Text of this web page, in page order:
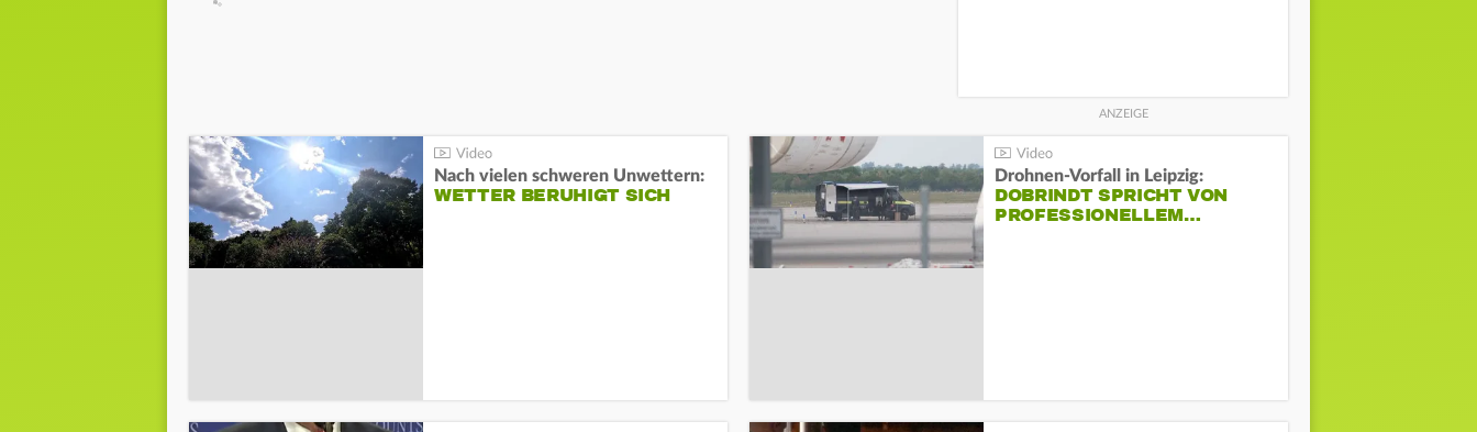
Nach vielen schweren Unwettern:
WETTER BERUHIGT SICH
Drohnen-Vorfall in Leipzig:
DOBRINDT SPRICHT VON
PROFESSIONELLEM…